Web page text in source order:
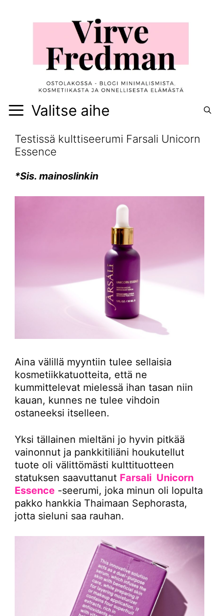
Valitse aihe
Testissä kulttiseerumi Farsali Unicorn
Essence
*Sis. mainoslinkin
Aina välillä myyntiin tulee sellaisia
kosmetiikkatuotteita, että ne
kummittelevat mielessä ihan tasan niin
kauan, kunnes ne tulee vihdoin
ostaneeksi itselleen.
Yksi tällainen mieltäni jo hyvin pitkää
vainonnut ja pankkitiliäni houkutellut
tuote oli välittömästi kulttituotteen
statuksen saavuttanut Farsali Unicorn
Essence -seerumi, joka minun oli lopulta
pakko hankkia Thaimaan Sephorasta,
jotta sieluni saa rauhan.